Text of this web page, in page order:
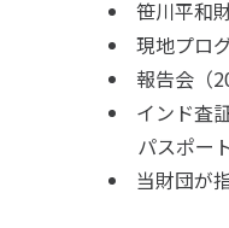
笹川平和
現地プロ
報告会（
インド査
パスポート
当財団が